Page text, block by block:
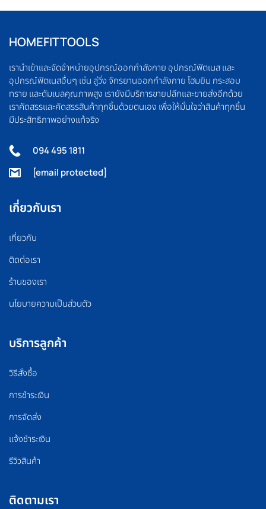
HOMEFITTOOLS
เรานำเข้าและจัดจำหน่ายอุปกรณ์ออกกำลังกาย อุปกรณ์ฟิตเนส และ
อุปกรณ์ฟิตเนสอื่นๆ เช่น ลู่วิ่ง จักรยานออกกำลังกาย โฮมยิม กระสอบ
ทราย และดัมเบลคุณภาพสูง เรายังมีบริการขายปลีกและขายส่งอีกด้วย
เราคัดสรรและคัดสรรสินค้าทุกชิ้นด้วยตนเอง เพื่อให้มั่นใจว่าสินค้าทุกชิ้น
มีประสิทธิภาพอย่างแท้จริง
094 495 1811
[email protected]
เกี่ยวกับเรา
เกี่ยวกับ
ติดต่อเรา
ร้านของเรา
นโยบายความเป็นส่วนตัว
บริการลูกค้า
วิธีสั่งซื้อ
การชำระเงิน
การจัดส่ง
แจ้งชำระเงิน
รีวิวสินค้า
ติดตามเรา